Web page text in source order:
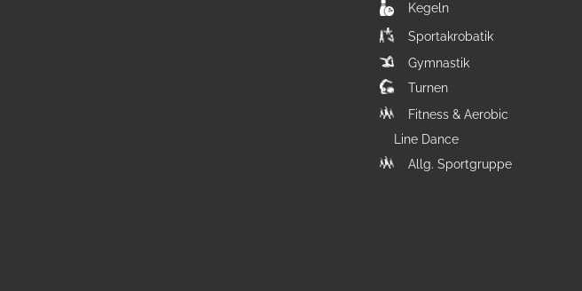
Kegeln
Sportakrobatik
Gymnastik
Turnen
Fitness & Aerobic
Line Dance
Allg. Sportgruppe